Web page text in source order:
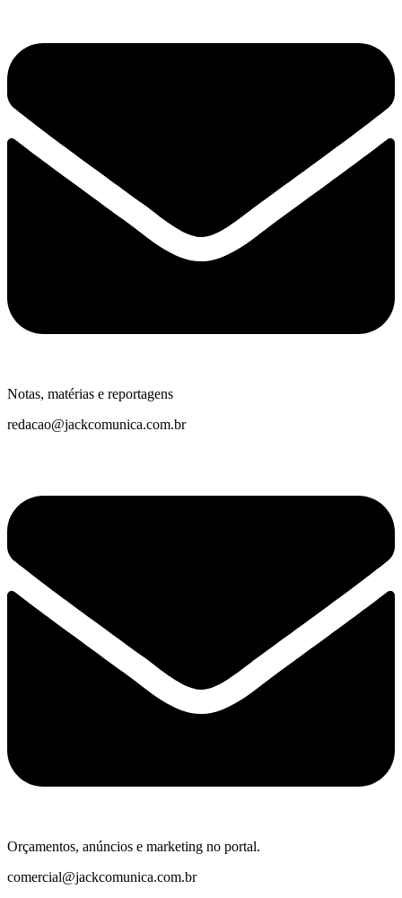
Notas, matérias e reportagens
redacao@jackcomunica.com.br
Orçamentos, anúncios e marketing no portal.
comercial@jackcomunica.com.br